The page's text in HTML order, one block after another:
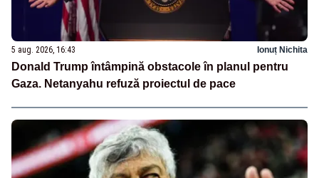
5 aug. 2026, 16:43 Ionuț Nichita
Donald Trump întâmpină obstacole în planul pentru
Gaza. Netanyahu refuză proiectul de pace